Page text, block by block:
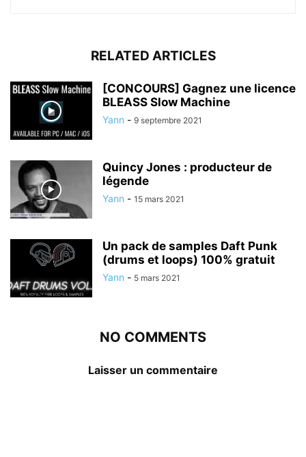
RELATED ARTICLES
[CONCOURS] Gagnez une licence
BLEASS Slow Machine
Yann - 9 septembre 2021
Quincy Jones : producteur de
légende
Yann - 15 mars 2021
Un pack de samples Daft Punk
(drums et loops) 100% gratuit
Yann - 5 mars 2021
NO COMMENTS
Laisser un commentaire